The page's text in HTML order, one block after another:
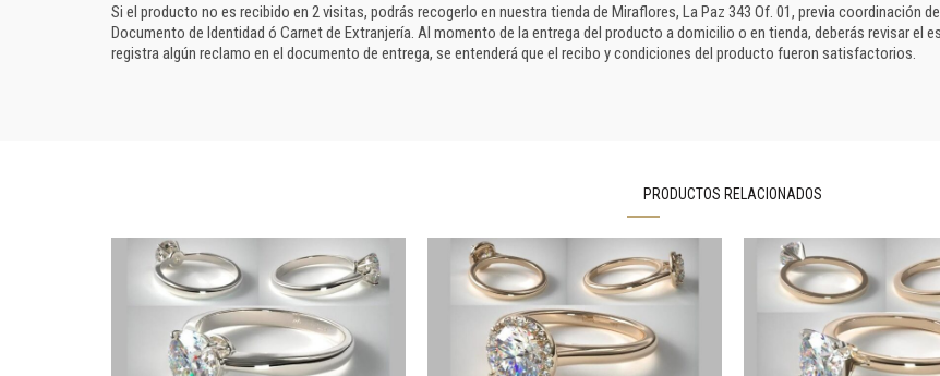
Si el producto no es recibido en 2 visitas, podrás recogerlo en nuestra tienda de Miraflores, La Paz 343 Of. 01, previa coordinación
Documento de Identidad ó Carnet de Extranjería. Al momento de la entrega del producto a domicilio o en tienda, deberás revisar el
registra algún reclamo en el documento de entrega, se entenderá que el recibo y condiciones del producto fueron satisfactorios.
PRODUCTOS RELACIONADOS